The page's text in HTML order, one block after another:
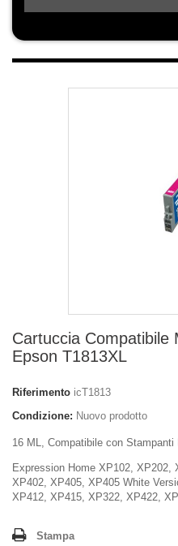
Cartuccia Compatibile
Epson T1813XL
Riferimento icT1813
Condizione: Nuovo prodotto
16 ML, Compatibile con Stampanti
Expression Home XP102, XP202,
XP402, XP405, XP405 White
XP412, XP415, XP322, XP422,
Stampa